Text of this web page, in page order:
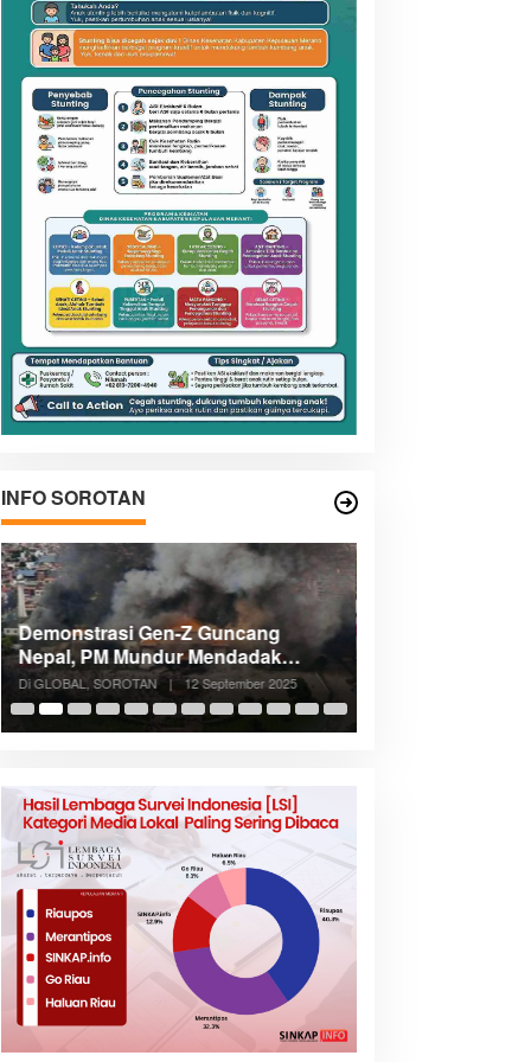
INFO SOROTAN
Demonstrasi Gen-Z Guncang
Nepal, PM Mundur Mendadak
Setelah Gedung Parlemen Dibakar
Di GLOBAL, SOROTAN | 12 September 2025